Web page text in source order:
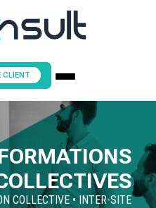
CLIENT
COLLECTIVE • INTER-SITE